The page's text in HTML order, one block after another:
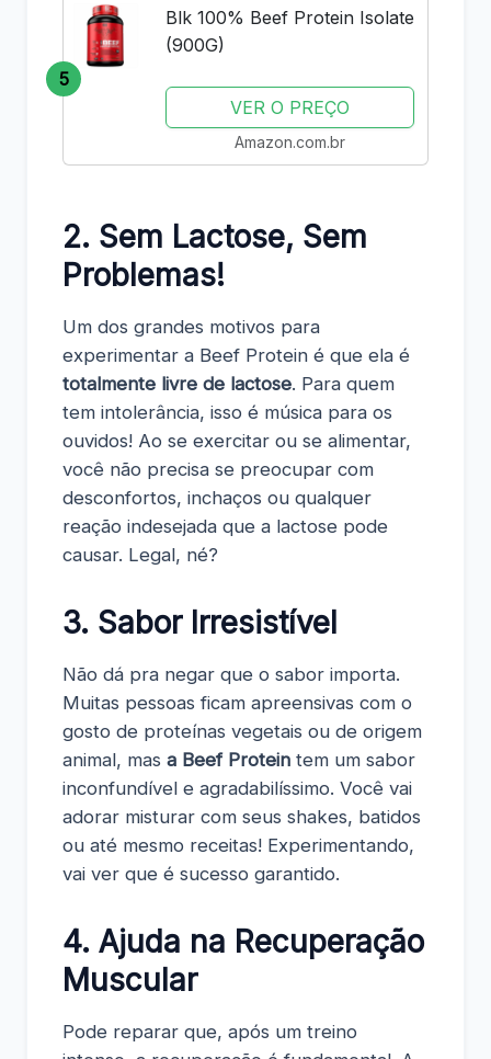
5
Blk 100% Beef Protein Isolate
(900G)
VER O PREÇO
Amazon.com.br
2. Sem Lactose, Sem
Problemas!
Um dos grandes motivos para
experimentar a Beef Protein é que ela é
totalmente livre de lactose. Para quem
tem intolerância, isso é música para os
ouvidos! Ao se exercitar ou se alimentar,
você não precisa se preocupar com
desconfortos, inchaços ou qualquer
reação indesejada que a lactose pode
causar. Legal, né?
3. Sabor Irresistível
Não dá pra negar que o sabor importa.
Muitas pessoas ficam apreensivas com o
gosto de proteínas vegetais ou de origem
animal, mas a Beef Protein tem um sabor
inconfundível e agradabilíssimo. Você vai
adorar misturar com seus shakes, batidos
ou até mesmo receitas! Experimentando,
vai ver que é sucesso garantido.
4. Ajuda na Recuperação
Muscular
Pode reparar que, após um treino